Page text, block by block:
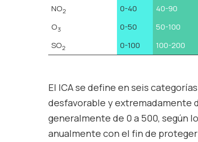
NO2 0-40 40-90
O3 0-50 50-100
SO2 0-100 100-200
El ICA se define en seis
desfavorable y extremadamente
generalmente de 0 a 500, según
anualmente con el fin de